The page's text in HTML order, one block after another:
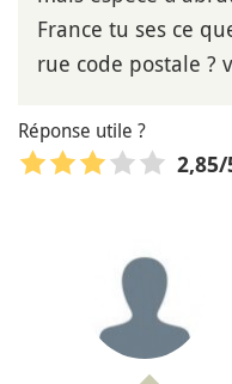
France tu ses ce
rue code postale ?
Réponse utile ?
2,85/